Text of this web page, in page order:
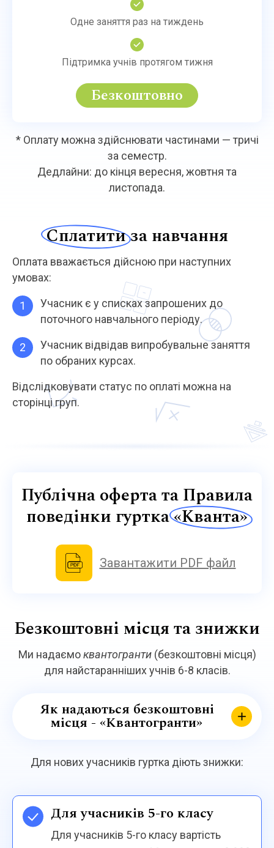
Одне заняття раз на тиждень
Підтримка учнів протягом тижня
Безкоштовно
* Оплату можна здійснювати частинами — тричі
за семестр.
Дедлайни: до кінця вересня, жовтня та
листопада.
Сплатитиза навчання
Оплата вважається дійсною при наступних
умовах:
Учасник є у списках запрошених до
поточного навчального періоду.
Учасник відвідав випробувальне заняття
по обраних курсах.
Відслідковувати статус по оплаті можна на
сторінці груп.
Публічна оферта таПравила
поведінки гуртка«Кванта»
Завантажити PDF файл
Безкоштовні місця та знижки
Ми надаємоквантогранти(безкоштовні місця)
для найстаранніших учнів 6-8 класів.
Як надаються безкоштовні
місця - «Квантогранти»
Для нових учасників гуртка діють знижки:
Для учасників 5-го класу
Для учасників 5-го класу вартість